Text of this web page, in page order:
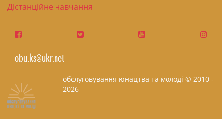
Дістанційне навчання
obu.ks@ukr.net
обслуговування юнацтва та молоді © 2010 -
2026